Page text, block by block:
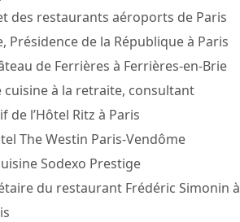
des restaurants aéroports de Paris
Présidence de la République à Paris
de Ferrières à Ferrières-en-Brie
cuisine à la retraite, consultant
de l’Hôtel Ritz à Paris
The Westin Paris-Vendôme
Sodexo Prestige
du restaurant Frédéric Simonin à